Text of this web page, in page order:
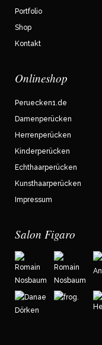
Portfolio
Shop
Kontakt
Onlineshop
Peruecken1.de
Damenperücken
Herrenperücken
Kinderperücken
Echthaarperücken
Kunsthaarperücken
Impressum
Salon Figaro